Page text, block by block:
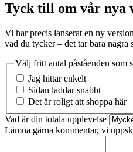
Tyck till om vår nya
Vi har precis lanserat en ny
vad du tycker – det tar bara några
Välj fritt antal påståenden som
Jag hittar enkelt
Sidan laddar snabbt
Det är roligt att shoppa här
Vad är din totala upplevelse
Lämna gärna kommentar, vi